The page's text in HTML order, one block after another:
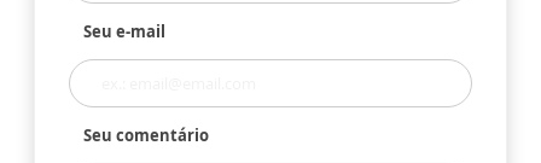
Seu e-mail
Seu comentário